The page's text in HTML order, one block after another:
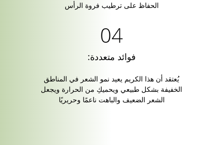
الحفاظ على ترطيب فروة الرأس
فوائد متعددة:
يُعتقد أن هذا الكريم يعيد نمو الشعر في المناطق
الخفيفة بشكل طبيعي ويحميكِ من الحرارة ويجعل
الشعر الضعيف والباهت ناعمًا وحريريًا